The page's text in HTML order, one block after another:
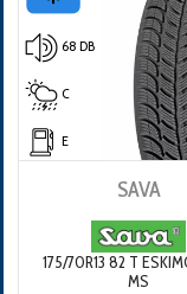
68 DB
C
E
SAVA
175/70R13 82 T
MS